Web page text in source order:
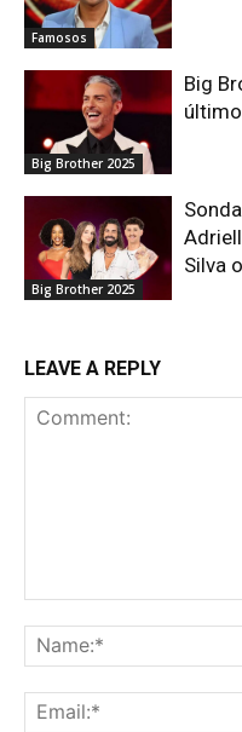
Famosos
Big Brother 2025
Big
Big Brother 2025
Silva
LEAVE A REPLY